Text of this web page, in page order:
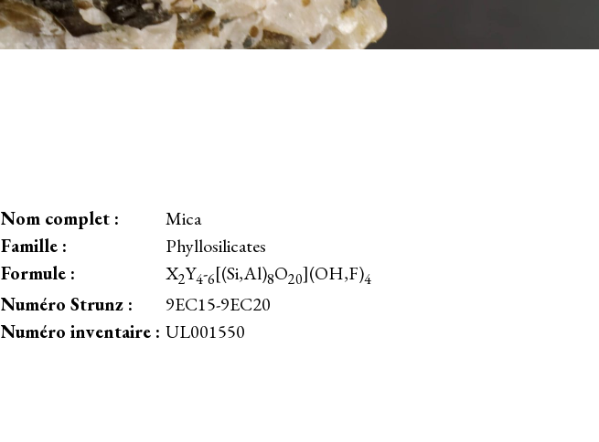
Nom complet :
Mica
Famille :
Phyllosilicates
Formule :
X2Y4-6[(Si,Al)8O20](OH,F)4
Numéro Strunz :
9EC15-9EC20
Numéro inventaire : UL001550